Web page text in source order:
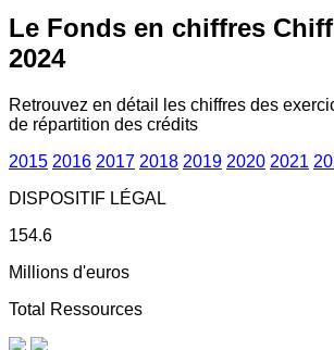
Le Fonds en chiffres
2024
Retrouvez en détail les chiffres des
de répartition des crédits
2015 2016 2017 2018 2019 2020 2021
DISPOSITIF LÉGAL
154.6
Millions d'euros
Total Ressources